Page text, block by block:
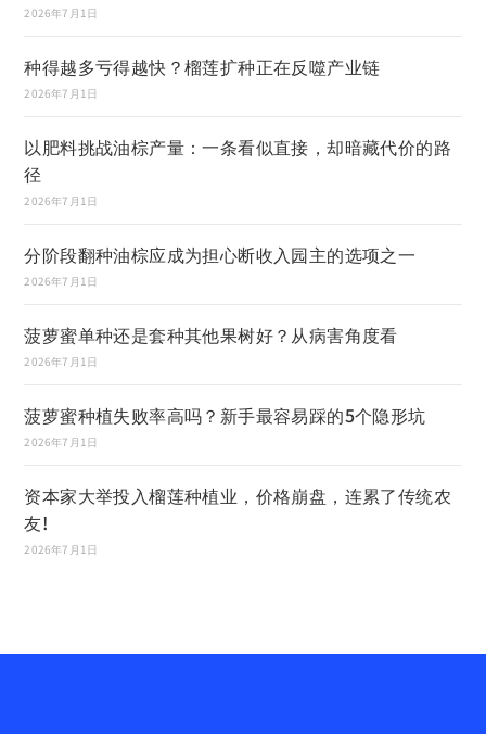
2026年7月1日
种得越多亏得越快？榴莲扩种正在反噬产业链
2026年7月1日
以肥料挑战油棕产量：一条看似直接，却暗藏代价的路
径
2026年7月1日
分阶段翻种油棕应成为担心断收入园主的选项之一
2026年7月1日
菠萝蜜单种还是套种其他果树好？从病害角度看
2026年7月1日
菠萝蜜种植失败率高吗？新手最容易踩的5个隐形坑
2026年7月1日
资本家大举投入榴莲种植业，价格崩盘，连累了传统农
友!
2026年7月1日